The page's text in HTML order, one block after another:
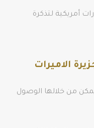
تتراوح من 5 إلى 10 دولارات أمريكية لتذكرة
الاميرات
من خلالها الوصول